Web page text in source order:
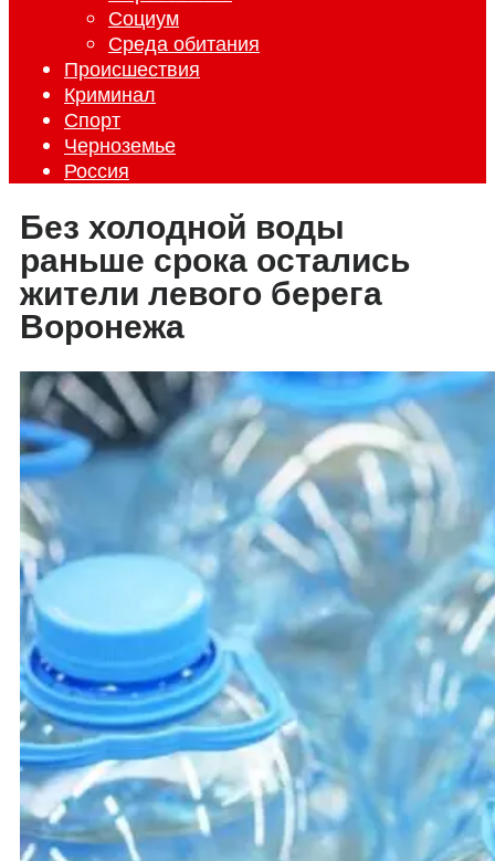
Социум
Среда обитания
Происшествия
Криминал
Спорт
Черноземье
Россия
Без холодной воды
раньше срока остались
жители левого берега
Воронежа